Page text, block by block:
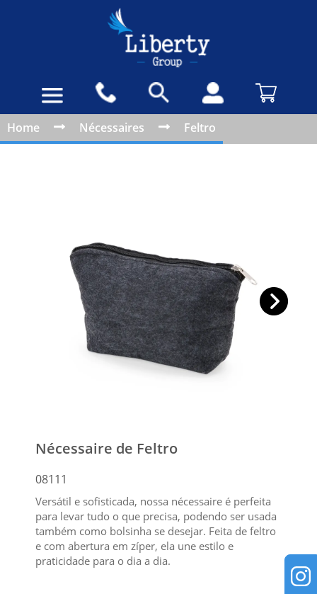
Home Nécessaires Feltro
Nécessaire de Feltro
08111
Versátil e sofisticada, nossa nécessaire é perfeita
para levar tudo o que precisa, podendo ser usada
também como bolsinha se desejar. Feita de feltro
e com abertura em zíper, ela une estilo e
praticidade para o dia a dia.